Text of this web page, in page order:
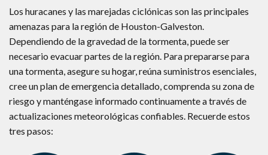
Los huracanes y las marejadas ciclónicas son las principales
amenazas para la región de Houston-Galveston.
Dependiendo de la gravedad de la tormenta, puede ser
necesario evacuar partes de la región. Para prepararse para
una tormenta, asegure su hogar, reúna suministros esenciales,
cree un plan de emergencia detallado, comprenda su zona de
riesgo y manténgase informado continuamente a través de
actualizaciones meteorológicas confiables. Recuerde estos
tres pasos: